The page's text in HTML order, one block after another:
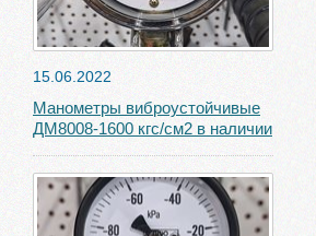
15.06.2022
Манометры виброустойчивые
ДМ8008-1600 кгс/см2 в наличии